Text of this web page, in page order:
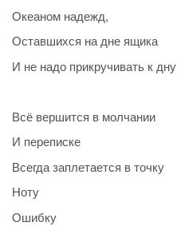
Океаном надежд,
Оставшихся на дне ящика
И не надо прикручивать к дну
Всё вершится в молчании
И переписке
Всегда заплетается в точку
Ноту
Ошибку